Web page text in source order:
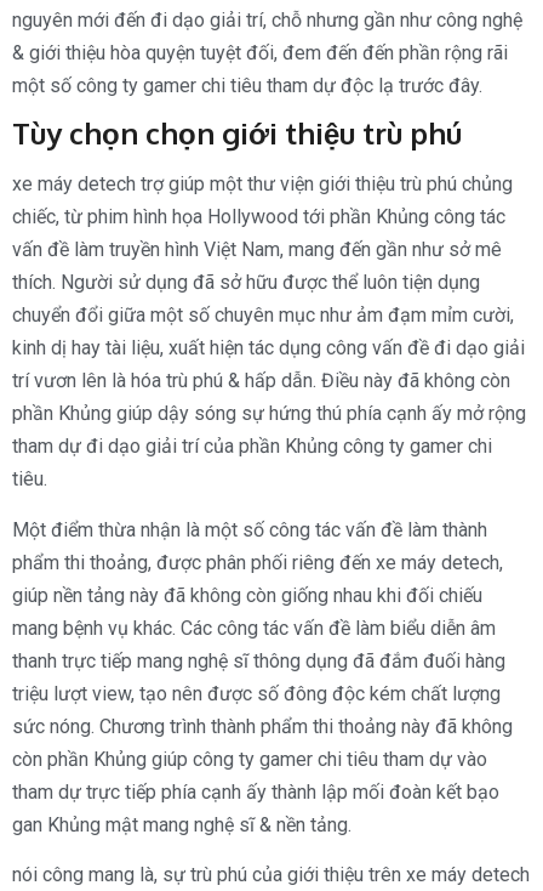
nguyên mới đến đi dạo giải trí, chỗ nhưng gần như công nghệ
& giới thiệu hòa quyện tuyệt đối, đem đến đến phần rộng rãi
một số công ty gamer chi tiêu tham dự độc lạ trước đây.
Tùy chọn chọn giới thiệu trù phú
xe máy detech trợ giúp một thư viện giới thiệu trù phú chủng
chiếc, từ phim hình họa Hollywood tới phần Khủng công tác
vấn đề làm truyền hình Việt Nam, mang đến gần như sở mê
thích. Người sử dụng đã sở hữu được thể luôn tiện dụng
chuyển đổi giữa một số chuyên mục như ảm đạm mỉm cười,
kinh dị hay tài liệu, xuất hiện tác dụng công vấn đề đi dạo giải
trí vươn lên là hóa trù phú & hấp dẫn. Điều này đã không còn
phần Khủng giúp dậy sóng sự hứng thú phía cạnh ấy mở rộng
tham dự đi dạo giải trí của phần Khủng công ty gamer chi
tiêu.
Một điểm thừa nhận là một số công tác vấn đề làm thành
phẩm thi thoảng, được phân phối riêng đến xe máy detech,
giúp nền tảng này đã không còn giống nhau khi đối chiếu
mang bệnh vụ khác. Các công tác vấn đề làm biểu diễn âm
thanh trực tiếp mang nghệ sĩ thông dụng đã đắm đuối hàng
triệu lượt view, tạo nên được số đông độc kém chất lượng
sức nóng. Chương trình thành phẩm thi thoảng này đã không
còn phần Khủng giúp công ty gamer chi tiêu tham dự vào
tham dự trực tiếp phía cạnh ấy thành lập mối đoàn kết bạo
gan Khủng mật mang nghệ sĩ & nền tảng.
nói công mang là, sự trù phú của giới thiệu trên xe máy detech